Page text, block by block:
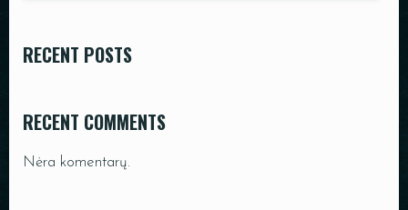
INDAI
RECENT POSTS
RECENT COMMENTS
Nėra komentarų.